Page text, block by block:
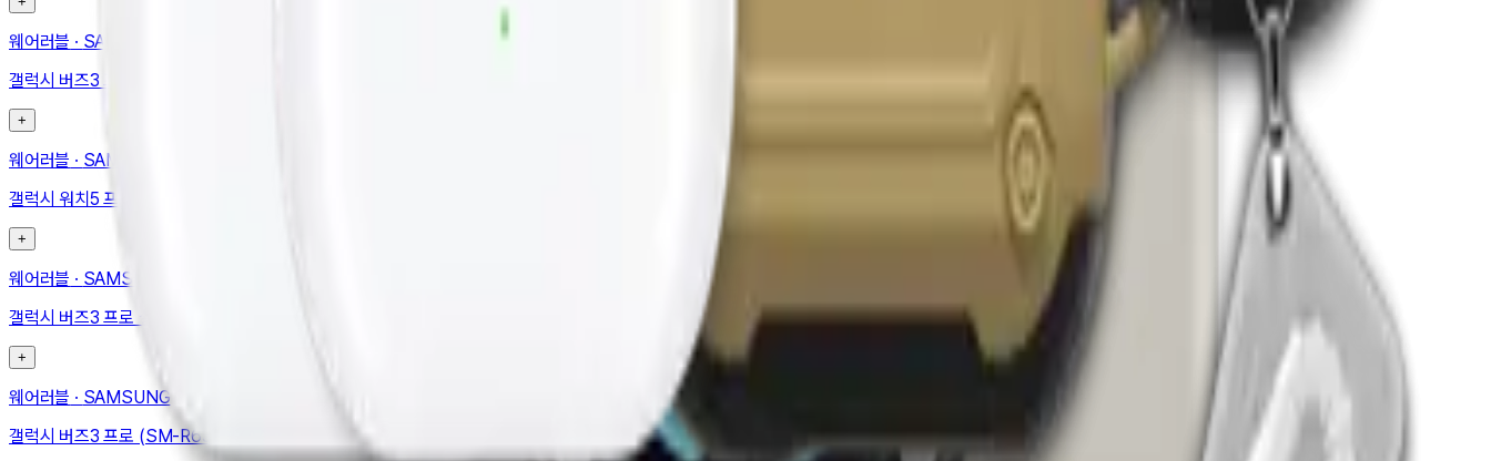
웨어러블 · SAMSUNG
갤럭시 버즈3 프로 실버 + 케이스 (바나나는 원래 하얗다) (SM-R630NZACCB2)
+
웨어러블 · SAMSUNG
갤럭시 워치5 프로 (블루투스, 45mm) (SM-R920NZKAKOO)
+
웨어러블 · SAMSUNG
갤럭시 버즈3 프로 실버 + 아머 케이스 탄 (SM-R630NZAAOKO)
+
웨어러블 · SAMSUNG
갤럭시 버즈3 프로 (SM-R630NZAAKOO)